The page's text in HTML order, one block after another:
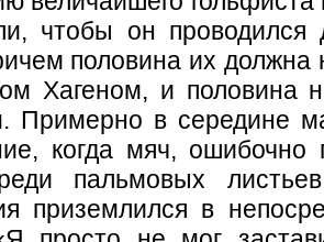
чтобы он проводился
половина их должна
Хагеном, и половина
Примерно в середине
когда мяч,
пальмовых
приземлился в